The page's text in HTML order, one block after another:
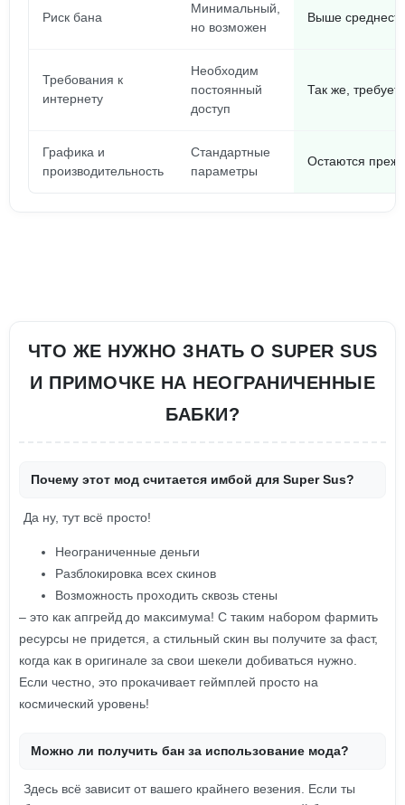
Риск бана
Минимальный,
но возможен
Выше
Требования к
интернету
Необходим
постоянный
доступ
Так же,
Графика и
производительность
Стандартные
параметры
Остаются
ЧТО ЖЕ НУЖНО ЗНАТЬ О SUPER SUS
И ПРИМОЧКЕ НА НЕОГРАНИЧЕННЫЕ
БАБКИ?
Почему этот мод считается имбой для Super Sus?
Да ну, тут всё просто!
Неограниченные деньги
Разблокировка всех скинов
Возможность проходить сквозь стены
– это как апгрейд до максимума! С таким набором фармить
ресурсы не придется, а стильный скин вы получите за фаст,
когда как в оригинале за свои шекели добиваться нужно.
Если честно, это прокачивает геймплей просто на
космический уровень!
Можно ли получить бан за использование мода?
Здесь всё зависит от вашего крайнего везения. Если ты